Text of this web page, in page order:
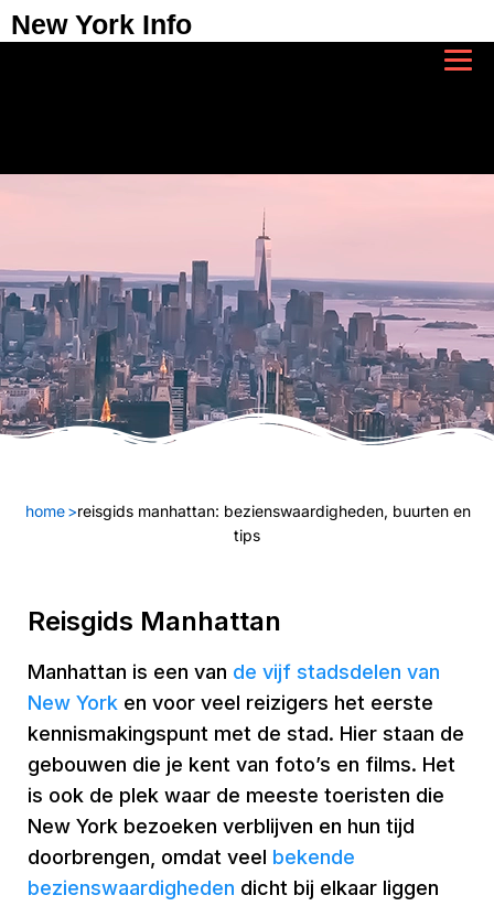
New York Info
home>reisgids manhattan: bezienswaardigheden, buurten en
tips
Reisgids Manhattan
Manhattan is een van de vijf stadsdelen van
New York en voor veel reizigers het eerste
kennismakingspunt met de stad. Hier staan de
gebouwen die je kent van foto’s en films. Het
is ook de plek waar de meeste toeristen die
New York bezoeken verblijven en hun tijd
doorbrengen, omdat veel bekende
bezienswaardigheden dicht bij elkaar liggen